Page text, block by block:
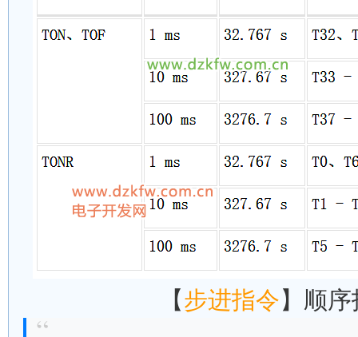
【步进指令】顺